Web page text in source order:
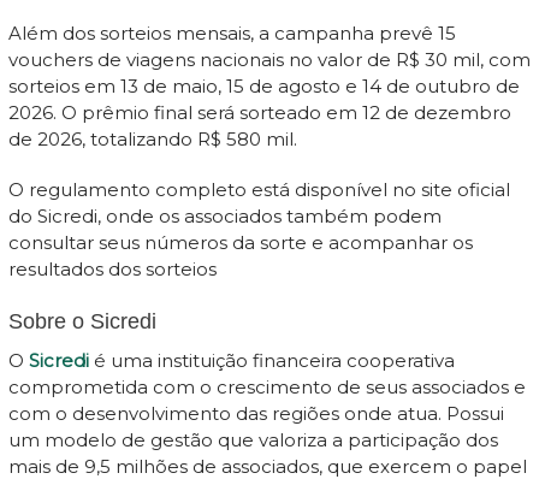
Além dos sorteios mensais, a campanha prevê 15
vouchers de viagens nacionais no valor de R$ 30 mil, com
sorteios em 13 de maio, 15 de agosto e 14 de outubro de
2026. O prêmio final será sorteado em 12 de dezembro
de 2026, totalizando R$ 580 mil.
O regulamento completo está disponível no site oficial
do Sicredi, onde os associados também podem
consultar seus números da sorte e acompanhar os
resultados dos sorteios
Sobre o Sicredi
O Sicredié uma instituição financeira cooperativa
comprometida com o crescimento de seus associados e
com o desenvolvimento das regiões onde atua. Possui
um modelo de gestão que valoriza a participação dos
mais de 9,5 milhões de associados, que exercem o papel